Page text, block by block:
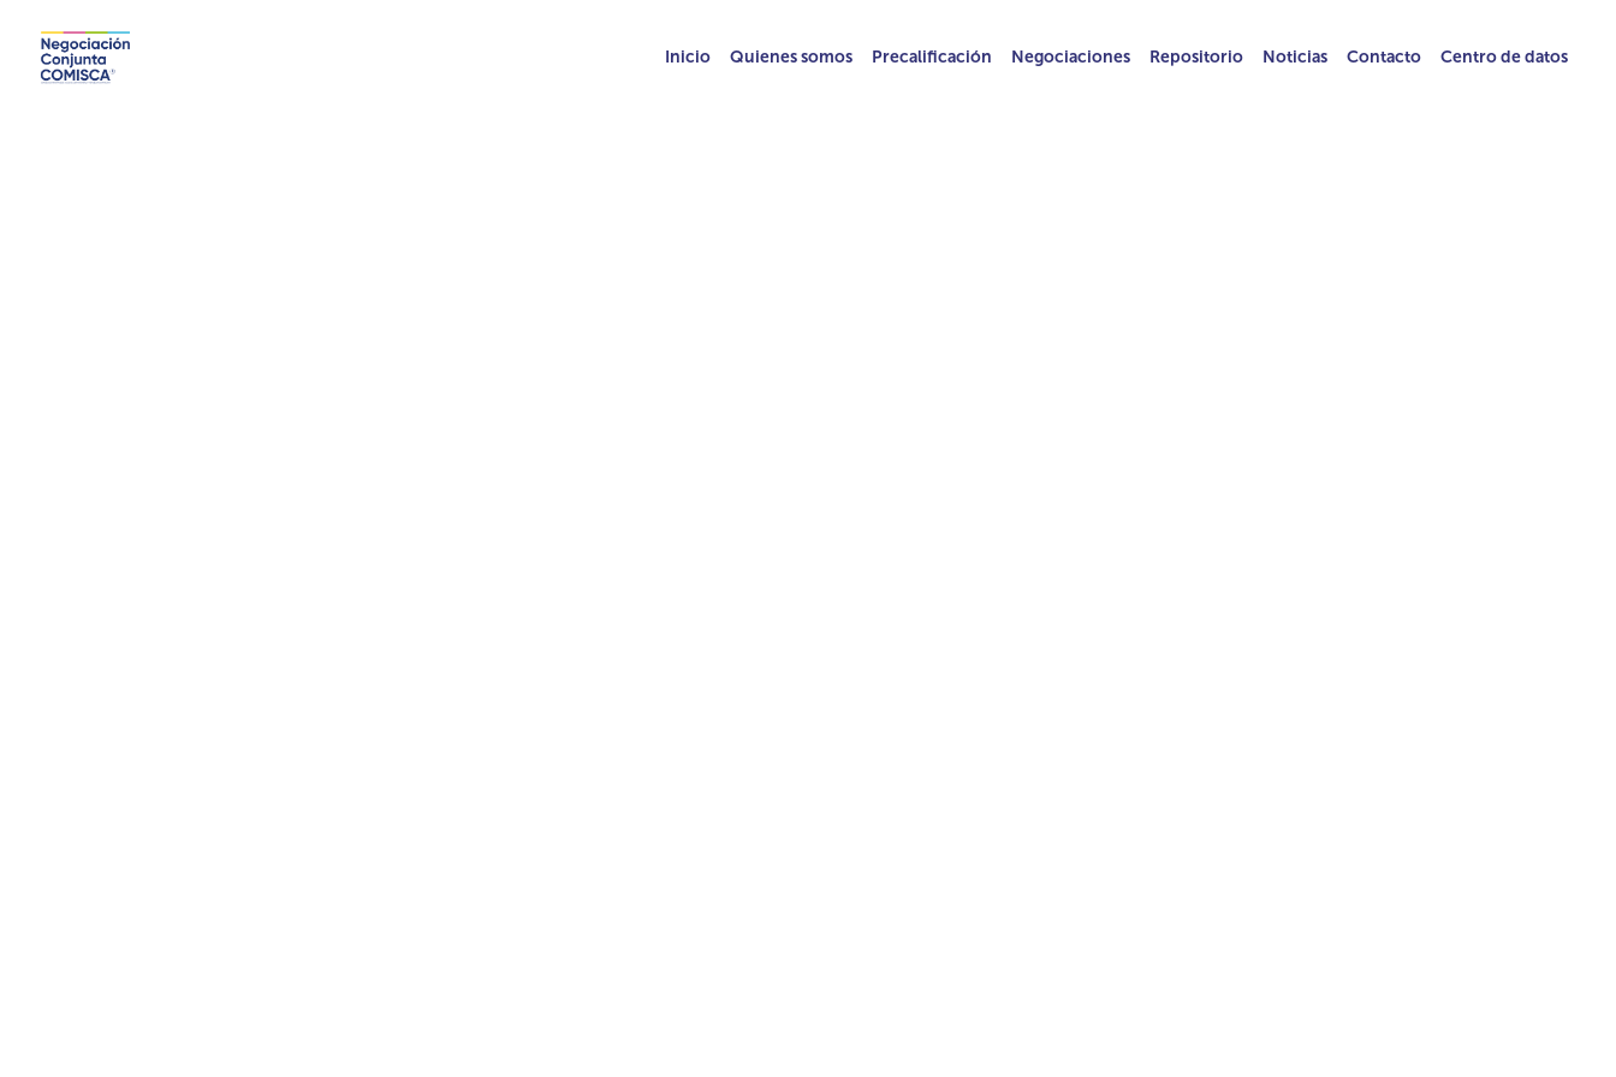
Inicio Quienes somos Precalificación Negociaciones Repositorio Noticias Contacto Centro de datos